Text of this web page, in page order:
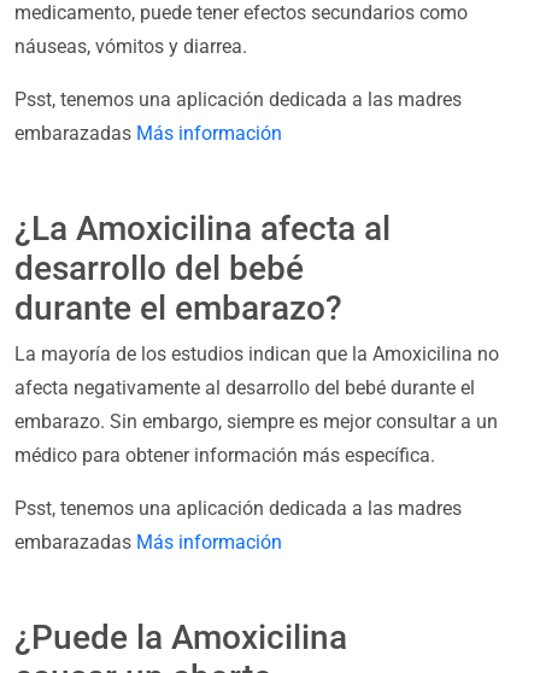
medicamento, puede tener efectos secundarios como
náuseas, vómitos y diarrea.
Psst, tenemos una aplicación dedicada a las madres
embarazadas Más información
¿La Amoxicilina afecta al
desarrollo del bebé
durante el embarazo?
La mayoría de los estudios indican que la Amoxicilina no
afecta negativamente al desarrollo del bebé durante el
embarazo. Sin embargo, siempre es mejor consultar a un
médico para obtener información más específica.
Psst, tenemos una aplicación dedicada a las madres
embarazadas Más información
¿Puede la Amoxicilina